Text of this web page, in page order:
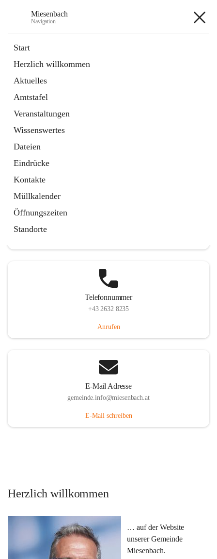
Miesenbach
Navigation
Start
Herzlich willkommen
Aktuelles
Amtstafel
Veranstaltungen
Wissenswertes
Dateien
Eindrücke
Kontakte
Müllkalender
Öffnungszeiten
Standorte
Externe Webseite
in
Tab
Region Schneebergland
Externe Webseite
öffnet
in
neuem
Tab
Telefonnummer
+43 2632 8235
Anrufen
E-Mail Adresse
gemeinde.info@miesenbach.at
E-Mail schreiben
Herzlich willkommen
… auf der Website
unserer Gemeinde
Miesenbach.